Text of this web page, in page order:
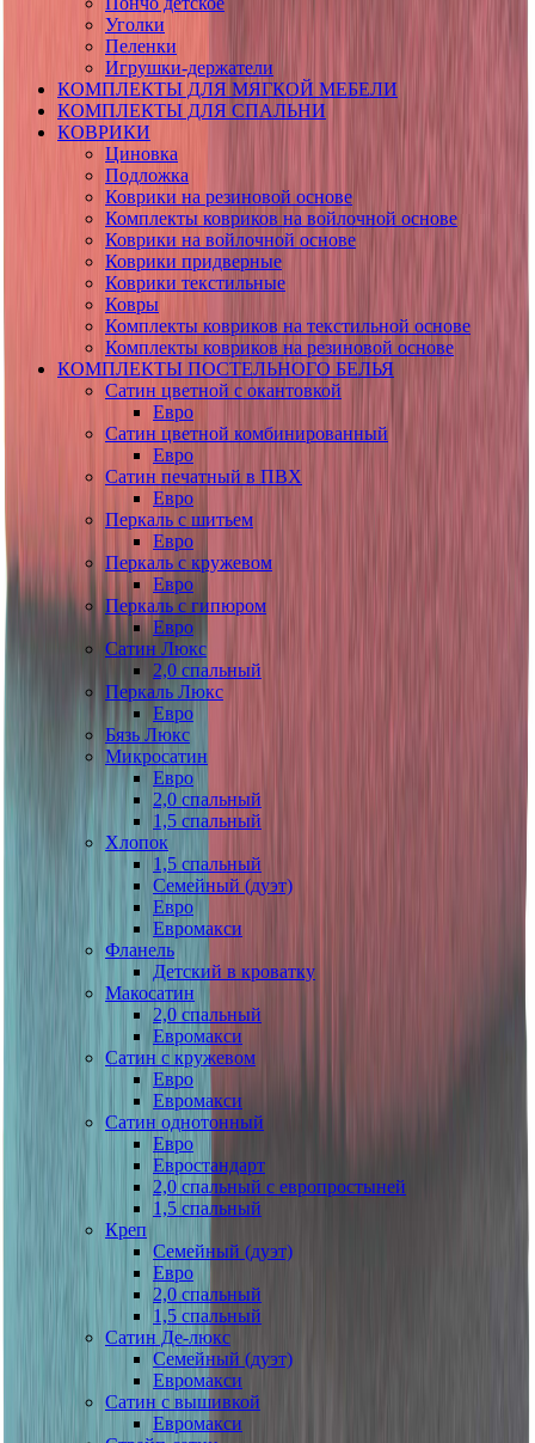
Уголки
Пеленки
Игрушки-держатели
КОМПЛЕКТЫ ДЛЯ МЯГКОЙ МЕБЕЛИ
КОМПЛЕКТЫ ДЛЯ СПАЛЬНИ
КОВРИКИ
Циновка
Подложка
Коврики на резиновой основе
Комплекты ковриков на войлочной основе
Коврики на войлочной основе
Коврики придверные
Коврики текстильные
Ковры
Комплекты ковриков на текстильной основе
Комплекты ковриков на резиновой основе
КОМПЛЕКТЫ ПОСТЕЛЬНОГО БЕЛЬЯ
Сатин цветной с окантовкой
Евро
Сатин цветной комбинированный
Евро
Сатин печатный в ПВХ
Евро
Перкаль с шитьем
Евро
Перкаль с кружевом
Евро
Перкаль с гипюром
Евро
Сатин Люкс
2,0 спальный
Перкаль Люкс
Евро
Бязь Люкс
Микросатин
Евро
2,0 спальный
1,5 спальный
Хлопок
1,5 спальный
Семейный (дуэт)
Евро
Евромакси
Фланель
Детский в кроватку
Макосатин
2,0 спальный
Евромакси
Сатин с кружевом
Евро
Евромакси
Сатин однотонный
Евро
Евростандарт
2,0 спальный с европростыней
1,5 спальный
Креп
Семейный (дуэт)
Евро
2,0 спальный
1,5 спальный
Сатин Де-люкс
Семейный (дуэт)
Евромакси
Сатин с вышивкой
Евромакси